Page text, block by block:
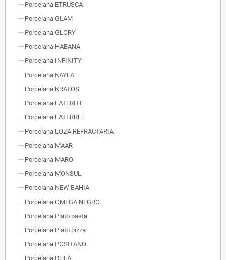
Porcelana ETRUSCA
Porcelana GLAM
Porcelana GLORY
Porcelana HABANA
Porcelana INFINITY
Porcelana KAYLA
Porcelana KRATOS
Porcelana LATERITE
Porcelana LATERRE
Porcelana LOZA REFRACTARIA
Porcelana MAAR
Porcelana MARO
Porcelana MONSUL
Porcelana NEW BAHIA
Porcelana OMEGA NEGRO
Porcelana Plato pasta
Porcelana Plato pizza
Porcelana POSITANO
Porcelana RHEA